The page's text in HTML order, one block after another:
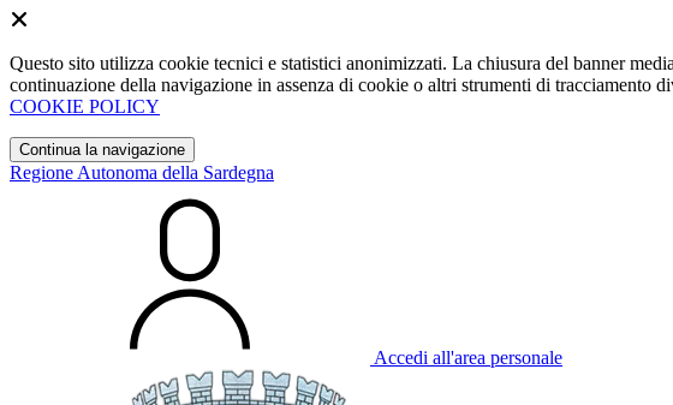
Questo sito utilizza cookie tecnici e statistici anonimizzati. La chiusura del banner
continuazione della navigazione in assenza di cookie o altri strumenti di tracciamento
COOKIE POLICY
Continua la navigazione
Regione Autonoma della Sardegna
Accedi all'area personale